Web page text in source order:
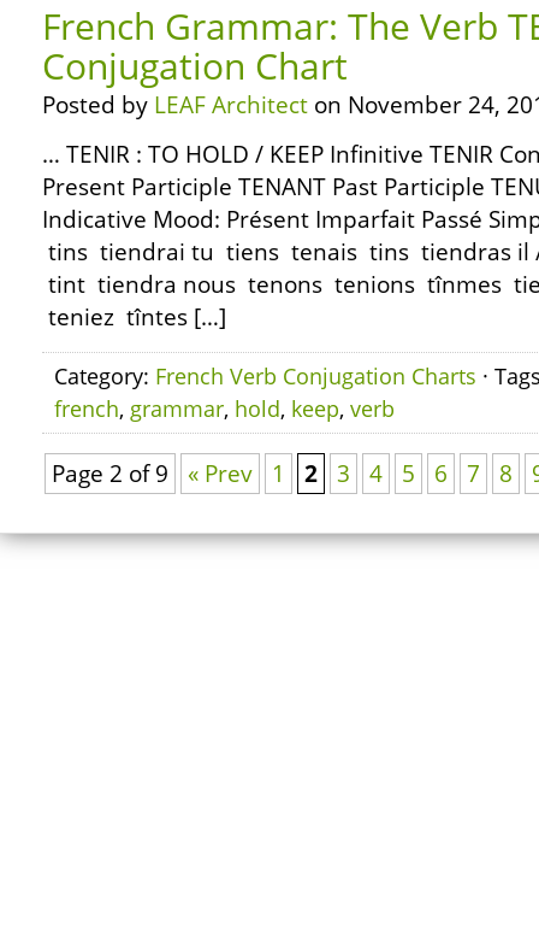
French Grammar: The Verb
Conjugation Chart
Posted by LEAF Architect on November 24,
… TENIR : TO HOLD / KEEP Infinitive TENIR
Present Participle TENANT Past Participle
Indicative Mood: Présent Imparfait Passé
tins tiendrai tu tiens tenais tins tiendras
tint tiendra nous tenons tenions tînmes
teniez tîntes […]
Category: French Verb Conjugation Charts ·
french, grammar, hold, keep, verb
Page 2 of 9 « Prev 1 2 3 4 5 6 7 8